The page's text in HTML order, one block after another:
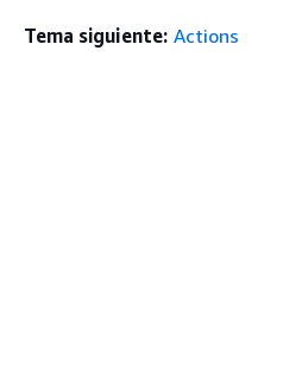
Tema siguiente: Actions